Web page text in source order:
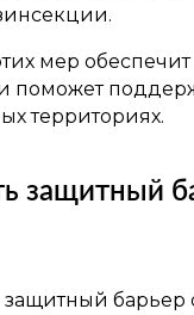
мер
поможет
территориях.
защитный
защитный барьер